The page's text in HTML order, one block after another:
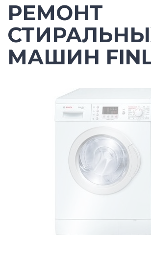
РЕМОНТ
МАШИН